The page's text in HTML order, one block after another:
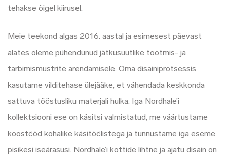
tehakse õigel kiirusel.
Meie teekond algas 2016. aastal ja esimesest päevast
alates oleme pühendunud jätkusuutlike tootmis- ja
tarbimismustrite arendamisele. Oma disainiprotsessis
kasutame vilditehase ülejääke, et vähendada keskkonda
sattuva tööstusliku materjali hulka. Iga Nordhale’i
kollektsiooni ese on käsitsi valmistatud, me väärtustame
koostööd kohalike käsitöölistega ja tunnustame iga eseme
pisikesi iseärasusi. Nordhale’i kottide lihtne ja ajatu disain on